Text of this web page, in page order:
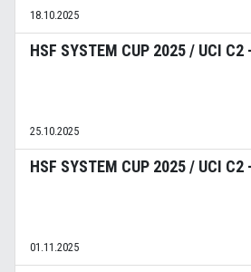
18.10.2025
HSF SYSTEM CUP 2025 / UCI
25.10.2025
HSF SYSTEM CUP 2025 / UCI
01.11.2025